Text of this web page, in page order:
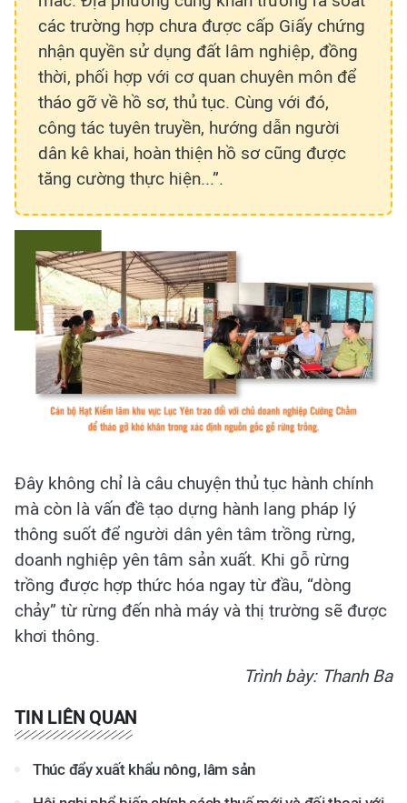
các trường hợp chưa được cấp Giấy chứng
nhận quyền sử dụng đất lâm nghiệp, đồng
thời, phối hợp với cơ quan chuyên môn để
tháo gỡ về hồ sơ, thủ tục. Cùng với đó,
công tác tuyên truyền, hướng dẫn người
dân kê khai, hoàn thiện hồ sơ cũng được
tăng cường thực hiện...”.
Đây không chỉ là câu chuyện thủ tục hành chính
mà còn là vấn đề tạo dựng hành lang pháp lý
thông suốt để người dân yên tâm trồng rừng,
doanh nghiệp yên tâm sản xuất. Khi gỗ rừng
trồng được hợp thức hóa ngay từ đầu, “dòng
chảy” từ rừng đến nhà máy và thị trường sẽ được
khơi thông.
Trình bày: Thanh Ba
TIN LIÊN QUAN
Thúc đẩy xuất khẩu nông, lâm sản